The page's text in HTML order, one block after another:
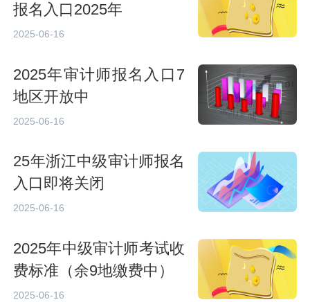
报名入口2025年
2025-06-16
2025年审计师报名入口7
地区开放中
2025-06-16
25年浙江中级审计师报名
入口即将关闭
2025-06-16
2025年中级审计师考试收
费标准（余9地缴费中）
2025-06-16